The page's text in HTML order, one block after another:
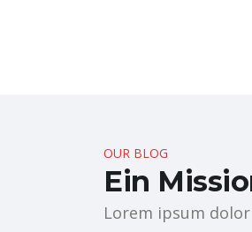
OUR BLOG
Ein
Lorem ipsum